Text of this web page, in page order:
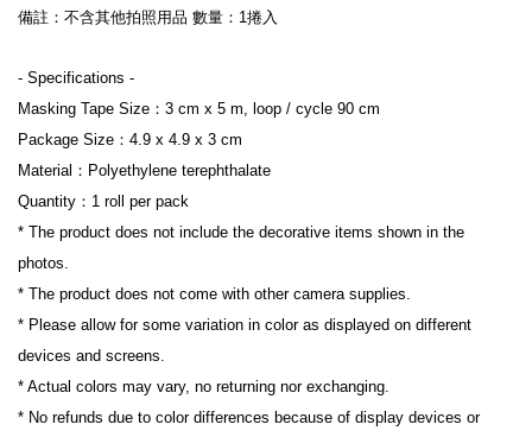
備註：不含其他拍照用品 數量：1捲入
- Specifications -
Masking Tape Size：3 cm x 5 m, loop / cycle 90 cm
Package Size：4.9 x 4.9 x 3 cm
Material： Polyethylene terephthalate
Quantity：1 roll per pack
* The product does not include the decorative items shown in the
photos.
* The product does not come with other camera supplies.
* Please allow for some variation in color as displayed on different
devices and screens.
* Actual colors may vary, no returning nor exchanging.
* No refunds due to color differences because of display devices or